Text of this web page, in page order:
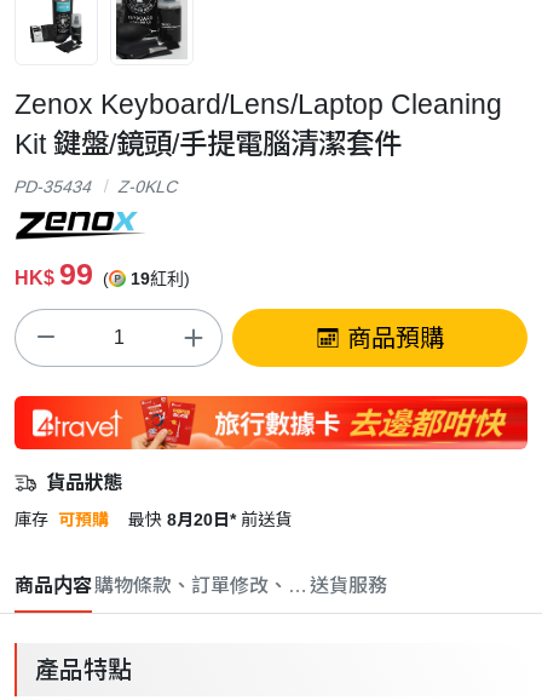
Zenox Keyboard/Lens/Laptop Cleaning
Kit 鍵盤/鏡頭/手提電腦清潔套件
PD-35434 Z-0KLC
HK$ 99 ( 19紅利)
商品預購
貨品狀態
庫存 可預購 最快 8月20日* 前送貨
商品内容購物條款、訂單修改、取消與退款政策
送貨服務
產品特點